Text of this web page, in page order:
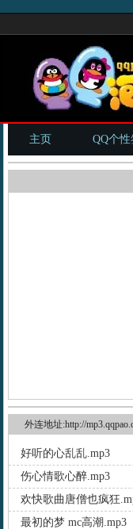
主页 QQ个性
外连地址:http://
好听的心乱乱.mp3
伤心情歌心醉.mp3
欢快歌曲唐僧也疯狂
最初的梦 mc高潮.mp3